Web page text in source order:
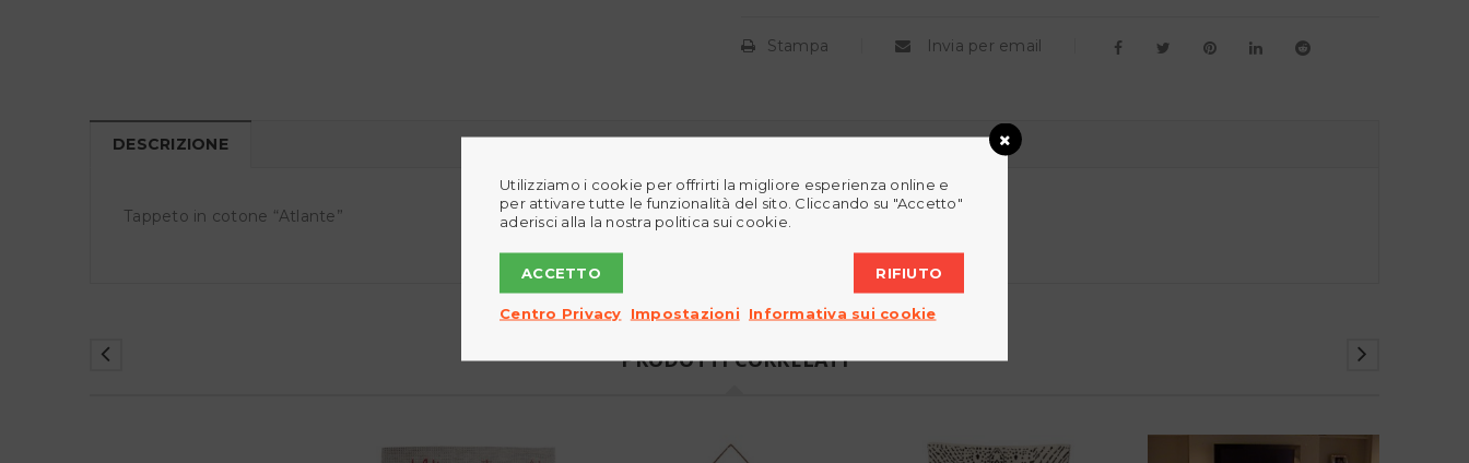
Stampa Invia per email
DESCRIZIONE
Tappeto in cotone “Atlante”
PRODOTTI CORRELATI
Utilizziamo i cookie per offrirti la migliore esperienza online e
per attivare tutte le funzionalità del sito. Cliccando su "Accetto"
aderisci alla la nostra politica sui cookie.
ACCETTO RIFIUTO
Centro Privacy Impostazioni Informativa sui cookie